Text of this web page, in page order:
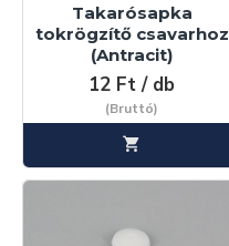
Takarósapka
tokrögzítő csavarhoz
(Antracit)
12 Ft / db
(Bruttó)